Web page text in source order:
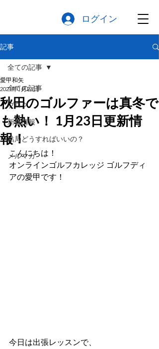
ログイン
記事
全ての記事
ブログ
新着情報
結局どうすればいいの？
メルマガ
全ての記事
秋田のゴルファーは真冬で
も熱い！ 1月23日更新情
報！
愛甲和矢
2021年1月23日
こんにちは！
オンラインゴルフカレッジ ゴルフディ
アの愛甲です！
今日は出張レッスンで、